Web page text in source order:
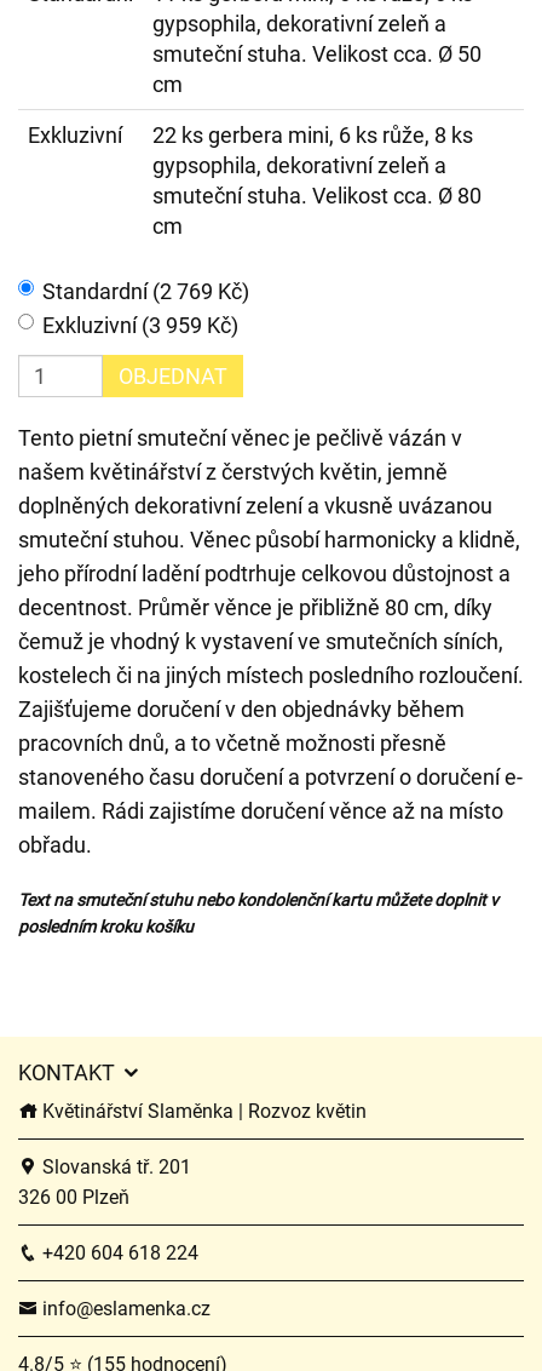
gypsophila, dekorativní zeleň a
smuteční stuha. Velikost cca. Ø 50
cm
Exkluzivní
22 ks gerbera mini, 6 ks růže, 8 ks
gypsophila, dekorativní zeleň a
smuteční stuha. Velikost cca. Ø 80
cm
Standardní (2 769 Kč)
Exkluzivní (3 959 Kč)
OBJEDNAT
Tento pietní smuteční věnec je pečlivě vázán v
našem květinářství z čerstvých květin, jemně
doplněných dekorativní zelení a vkusně uvázanou
smuteční stuhou. Věnec působí harmonicky a klidně,
jeho přírodní ladění podtrhuje celkovou důstojnost a
decentnost. Průměr věnce je přibližně 80 cm, díky
čemuž je vhodný k vystavení ve smutečních síních,
kostelech či na jiných místech posledního rozloučení.
Zajišťujeme doručení v den objednávky během
pracovních dnů, a to včetně možnosti přesně
stanoveného času doručení a potvrzení o doručení e-
mailem. Rádi zajistíme doručení věnce až na místo
obřadu.
Text na smuteční stuhu nebo kondolenční kartu můžete doplnit v
posledním kroku košíku
KONTAKT
Květinářství Slaměnka | Rozvoz květin
Slovanská tř. 201
326 00 Plzeň
+420 604 618 224
info@eslamenka.cz
4.8/5 ⭐ (155 hodnocení)